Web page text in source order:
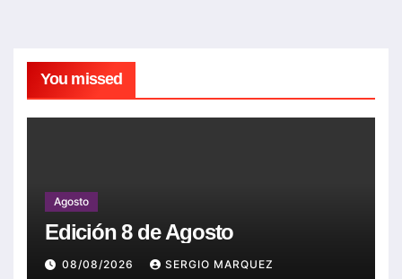
You missed
Agosto
Edición 8 de Agosto
08/08/2026 SERGIO MARQUEZ